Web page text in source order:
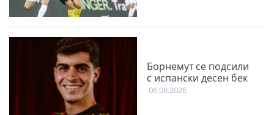
Борнемут се подсили
с испански десен бек
06.08.2026